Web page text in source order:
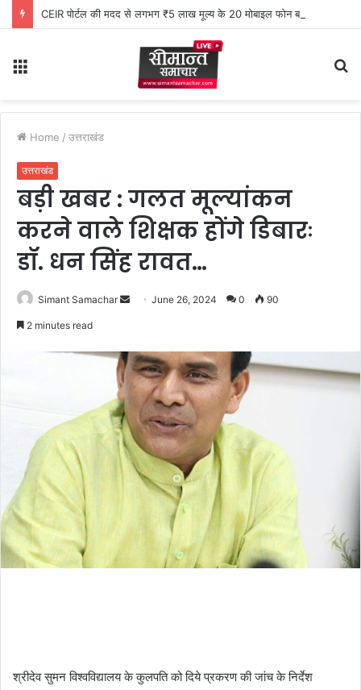
CEIR पोर्टल की मदद से लगभग ₹5 लाख मूल्य के 20 मोबाइल फोन बरामद
Home / उत्तराखंड
उत्तराखंड
बड़ी खबर : गलत मूल्यांकन
करने वाले शिक्षक होंगे डिबारः
डॉ. धन सिंह रावत…
Simant Samachar
d
a
m
a
i
June 26, 2024 0 90
2 minutes read
श्रीदेव सुमन विश्वविद्यालय के कुलपति को दिये प्रकरण की जांच के निर्देश